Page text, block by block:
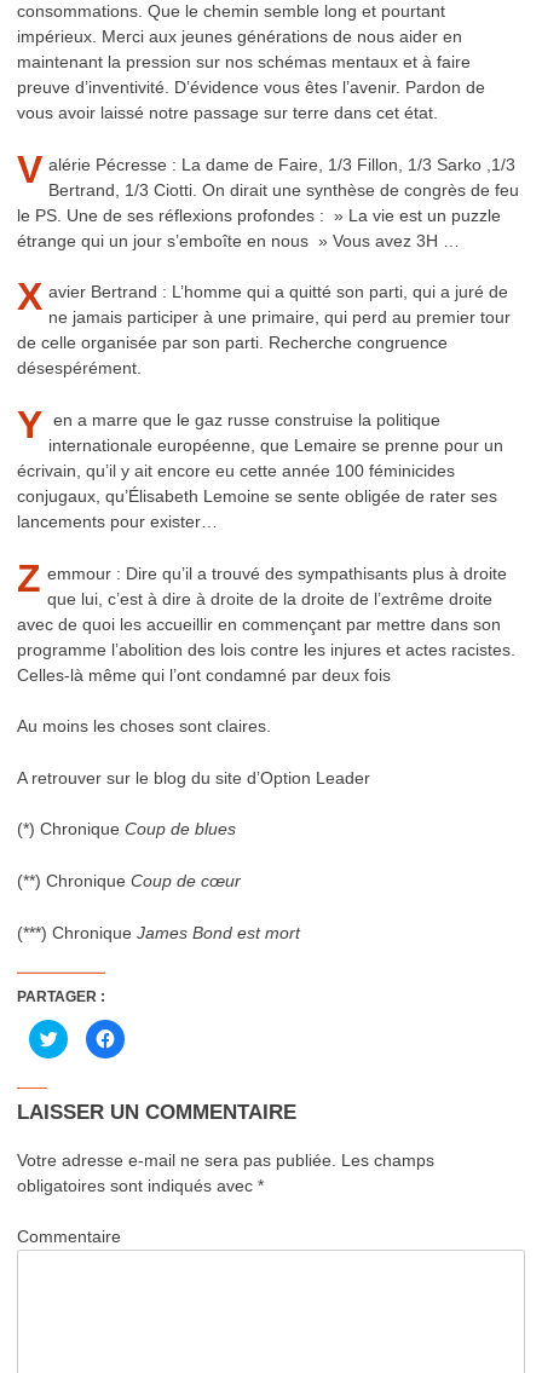
consommations. Que le chemin semble long et pourtant
impérieux. Merci aux jeunes générations de nous aider en
maintenant la pression sur nos schémas mentaux et à faire
preuve d’inventivité. D’évidence vous êtes l’avenir. Pardon de
vous avoir laissé notre passage sur terre dans cet état.
V alérie Pécresse : La dame de Faire, 1/3 Fillon, 1/3 Sarko ,1/3
Bertrand, 1/3 Ciotti. On dirait une synthèse de congrès de feu
le PS. Une de ses réflexions profondes : » La vie est un puzzle
étrange qui un jour s’emboîte en nous » Vous avez 3H …
X avier Bertrand : L’homme qui a quitté son parti, qui a juré de
ne jamais participer à une primaire, qui perd au premier tour
de celle organisée par son parti. Recherche congruence
désespérément.
Y en a marre que le gaz russe construise la politique
internationale européenne, que Lemaire se prenne pour un
écrivain, qu’il y ait encore eu cette année 100 féminicides
conjugaux, qu’Élisabeth Lemoine se sente obligée de rater ses
lancements pour exister…
Z emmour : Dire qu’il a trouvé des sympathisants plus à droite
que lui, c’est à dire à droite de la droite de l’extrême droite
avec de quoi les accueillir en commençant par mettre dans son
programme l’abolition des lois contre les injures et actes racistes.
Celles-là même qui l’ont condamné par deux fois
Au moins les choses sont claires.
A retrouver sur le blog du site d’Option Leader
(*) ChroniqueCoup de blues
(**) ChroniqueCoup de cœur
(***) ChroniqueJames Bond est mort
PARTAGER :
Cliquez
pour
partager
dans
une
fenêtre)
Cliquez
pour
dans
une
fenêtre)
LAISSER UN COMMENTAIRE
Votre adresse e-mail ne sera pas publiée.
Les champs
obligatoires sont indiqués avec*
Commentaire